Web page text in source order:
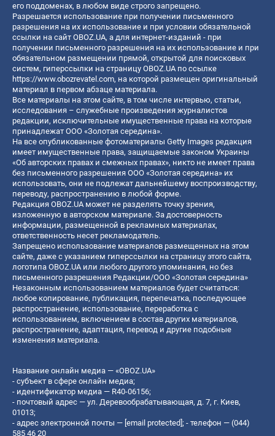
его поддоменах, в любом виде строго запрещено.
Разрешается использование при получении письменного
разрешения на их использование и при условии обязательной
ссылки на сайт OBOZ.UA, а для интернет-изданий - при
получении письменного разрешения на их использование и при
обязательном размещении прямой, открытой для поисковых
систем, гиперссылки на страницу OBOZ.UA по ссылке
https://www.obozrevatel.com, на которой размещен оригинальный
материал в первом абзаце материала.
Все материалы на этом сайте, в том числе интервью, статьи,
исследования – служебные произведения журналистов
редакции, исключительные имущественные права на которые
принадлежат ООО «Золотая середина».
На все опубликованные фотоматериалы Getty Images редакция
имеет имущественные права, защищаемые законом Украины
«Об авторских правах и смежных правах», никто не имеет права
без письменного разрешения ООО «Золотая середина» их
использовать, они не подлежат дальнейшему воспроизводству,
переводу, распространению в любой форме.
Редакция OBOZ.UA может не разделять точку зрения,
изложенную в авторском материале. За достоверность
информации, размещенной в рекламных материалах,
ответственность несет рекламодатель.
Запрещено использование материалов размещенных на этом
сайте, даже с указанием гиперссылки на страницу этого сайта,
логотипа OBOZ.UA или любого другого упоминания, но без
письменного разрешения Редакции/ООО «Золотая середина»
Незаконным использованием материалов будет считаться:
любое копирование, публикация, перепечатка, последующее
распространение, использование, переработка с
использованием, включением в состав других материалов,
распространение, адаптация, перевод и другие подобные
изменения материала.
Название онлайн медиа — «OBOZ.UA»
- субъект в сфере онлайн медиа;
- идентификатор медиа — R40-06156;
- почтовый адрес — ул. Деревообрабатывающая, д. 7, г. Киев,
01013;
- адрес электронной почты — [email protected]; - телефон — (044)
585 46 20